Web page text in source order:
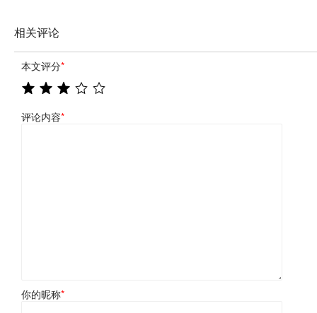
相关评论
本文评分*
评论内容*
你的昵称*